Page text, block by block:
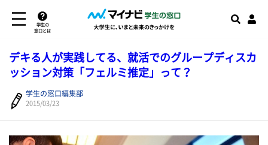
学生の
窓口とは
デキる人が実践してる、就活でのグループディスカ
ッション対策「フェルミ推定」って？
学生の窓口編集部
2015/03/23